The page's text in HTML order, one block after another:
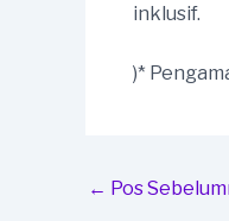
inklusif.
)*
Post
← Pos